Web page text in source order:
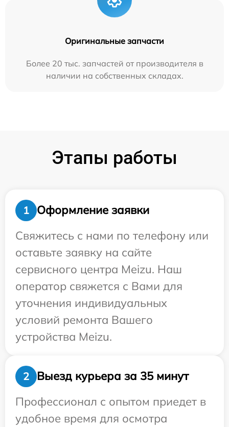
Оригинальные запчасти
Более 20 тыс. запчастей от производителя в
наличии на собственных складах.
Этапы работы
1
Оформление заявки
Свяжитесь с нами по телефону или
оставьте заявку на сайте
сервисного центра Meizu. Наш
оператор свяжется с Вами для
уточнения индивидуальных
условий ремонта Вашего
устройства Meizu.
2
Выезд курьера за 35 минут
Профессионал с опытом приедет в
удобное время для осмотра